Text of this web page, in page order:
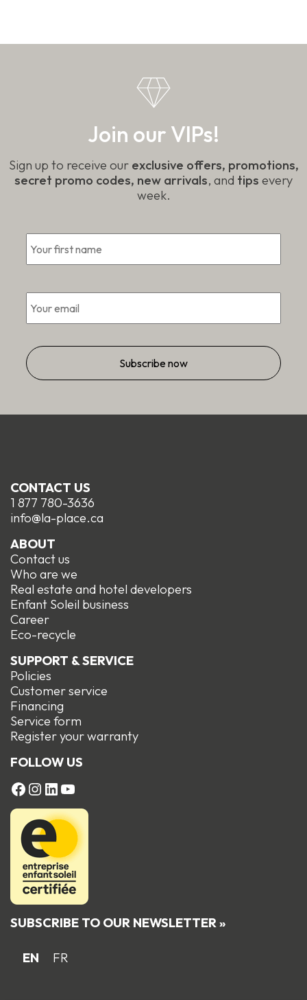
Join our VIPs!
Sign up to receive our exclusive offers, promotions,
secret promo codes, new arrivals, and tips every
week.
* First
Email *
CONTACT US
1 877 780-3636
info@la-place.ca
ABOUT
Contact us
Who are we
Real estate and hotel developers
Enfant Soleil business
Career
Eco-recycle
SUPPORT & SERVICE
Policies
Customer service
Financing
Service form
Register your warranty
FOLLOW US
FACEBOOK
Instagram
LinkedIn
YouTube
SUBSCRIBE TO OUR NEWSLETTER »
EN FR